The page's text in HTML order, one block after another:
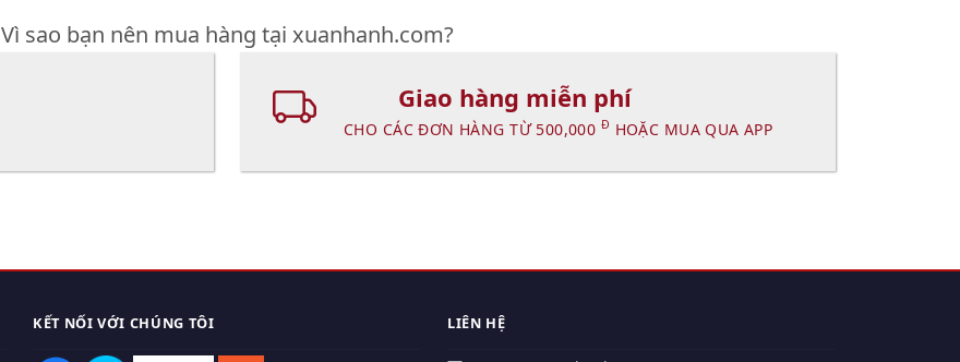
Vì sao bạn nên mua hàng tại xuanhanh.com?
Giao hàng miễn phí
CHO CÁC ĐƠN HÀNG TỪ 500,000 Đ HOẶC MUA QUA APP
KẾT NỐI VỚI CHÚNG TÔI LIÊN HỆ